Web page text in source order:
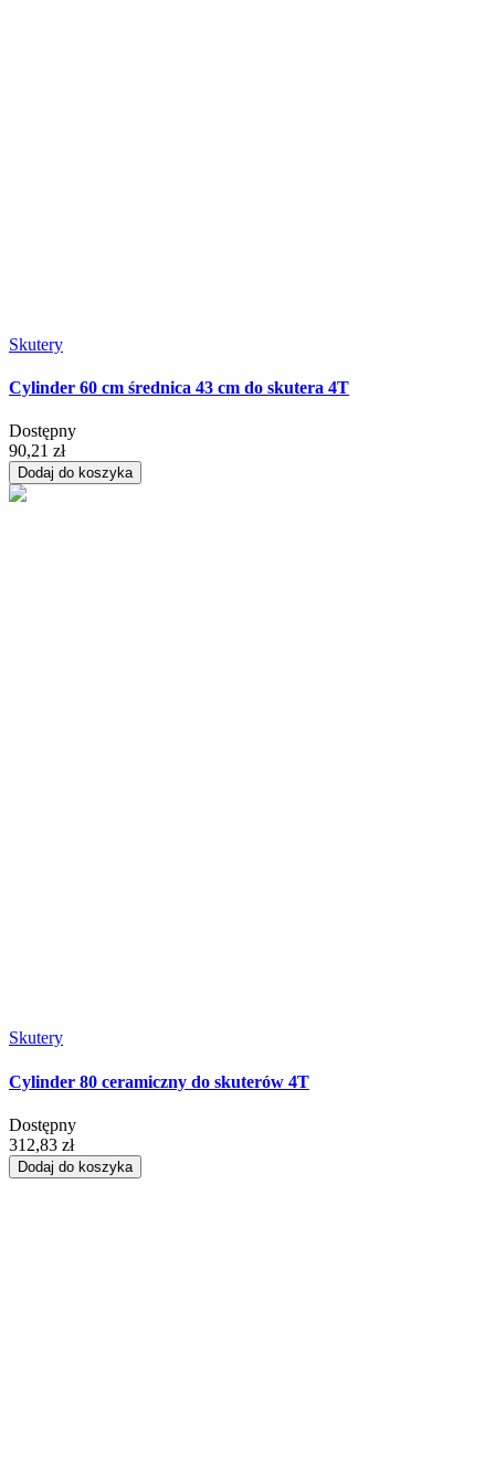
Skutery
Cylinder 60 cm średnica 43 cm do skutera 4T
Dostępny
90,21 zł
Dodaj do koszyka
Skutery
Cylinder 80 ceramiczny do skuterów 4T
Dostępny
312,83 zł
Dodaj do koszyka